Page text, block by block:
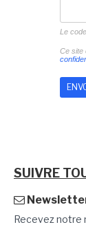
Le
Ce site
SUIVRE
Recevez